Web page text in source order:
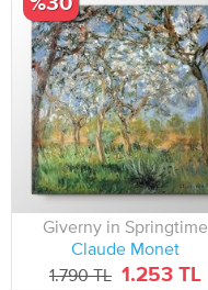
Giverny in Springtime
Claude Monet
1.790 TL 1.253 TL